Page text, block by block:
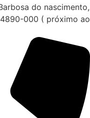
do nascimento,
000 ( próximo ao